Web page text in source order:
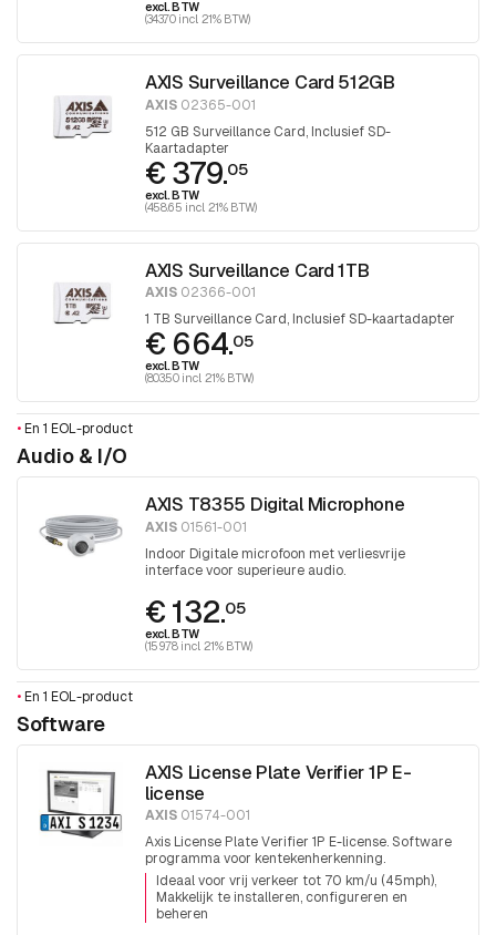
excl. BTW
(343.70 incl. 21% BTW)
AXIS Surveillance Card 512GB
AXIS 02365-001
512 GB Surveillance Card, Inclusief SD-
Kaartadapter
€ 379.05
excl. BTW
(458.65 incl. 21% BTW)
AXIS Surveillance Card 1TB
AXIS 02366-001
1 TB Surveillance Card, Inclusief SD-kaartadapter
€ 664.05
excl. BTW
(803.50 incl. 21% BTW)
• En 1 EOL-product
Audio & I/O
AXIS T8355 Digital Microphone
AXIS 01561-001
Indoor Digitale microfoon met verliesvrije
interface voor superieure audio.
€ 132.05
excl. BTW
(159.78 incl. 21% BTW)
• En 1 EOL-product
Software
AXIS License Plate Verifier 1P E-
license
AXIS 01574-001
Axis License Plate Verifier 1P E-license. Software
programma voor kentekenherkenning.
Ideaal voor vrij verkeer tot 70 km/u (45mph)
Makkelijk te installeren, configureren en
beheren